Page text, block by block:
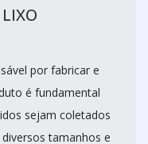
por fabricar e
é fundamental
sejam coletados
tamanhos e